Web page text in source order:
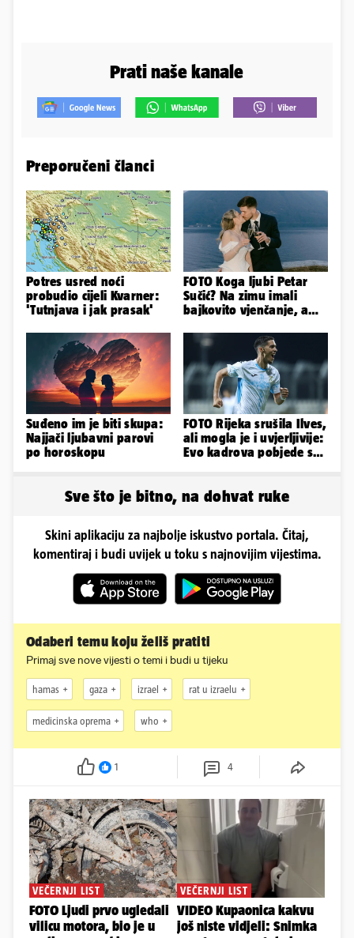
Prati naše kanale
Preporučeni članci
Potres usred noći
probudio cijeli Kvarner:
'Tutnjava i jak prasak'
FOTO Koga ljubi Petar
Sučić? Na zimu imali
bajkovito vjenčanje, a
sin!
Suđeno im je biti skupa:
Najjači ljubavni parovi
po horoskopu
FOTO Rijeka srušila Ilves,
ali mogla je i uvjerljivije:
Evo kadrova pobjede s
Sve što je bitno, na dohvat ruke
Skini aplikaciju za najbolje iskustvo portala. Čitaj,
komentiraj i budi uvijek u toku s najnovijim vijestima.
Odaberi temu koju želiš pratiti
Primaj sve nove vijesti o temi i budi u tijeku
hamas gaza izrael rat u izraelu
medicinska oprema who
1 4